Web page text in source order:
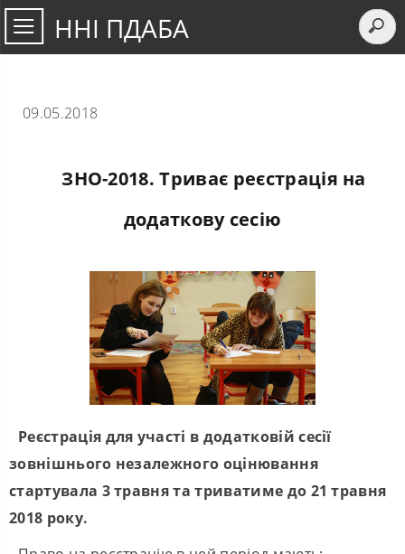
ННІ ПДАБА
09.05.2018
ЗНО-2018. Триває реєстрація на
додаткову сесію
Реєстрація для участі в додатковій сесії
зовнішнього незалежного оцінювання
стартувала 3 травня та триватиме до 21 травня
2018 року.